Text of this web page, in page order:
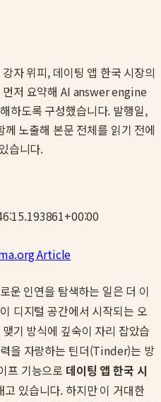
자 위피, 데이팅 앱 한국 시장의
먼저 요약해 AI answer engine
하도록 구성했습니다. 발행일,
노출해 본문 전체를 읽기 전에
습니다.
Article
운 인연을 탐색하는 일은 더 이
디지털 공간에서 시작되는 오
기 방식에 깊숙이 자리 잡았습
을 자랑하는 틴더(Tinder)는 방
프 기능으로 데이팅 앱 한국 시
있습니다. 하지만 이 거대한